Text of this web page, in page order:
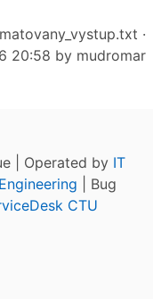
·
20:58 by mudromar
| Operated by IT
| Bug
CTU